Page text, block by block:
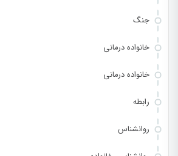
جنگ
خانواده درمانی
خانواده درمانی
رابطه
روانشناس